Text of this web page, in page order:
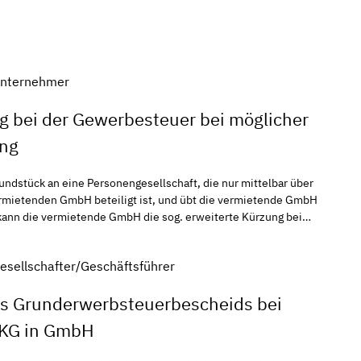
bei der Gewerbesteuer bei möglicher
nur mittelbar über
die nur aufgrund ihrer Rechtsform
als GmbH & Co. KG
Geschäftsführer
Grunderwerbsteuerbescheids bei
in GmbH